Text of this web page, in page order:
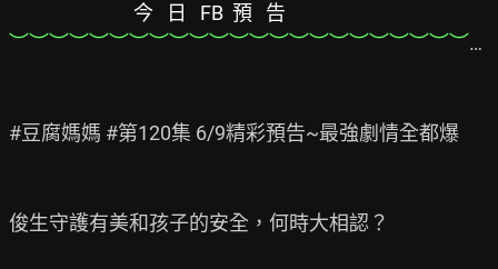
今   日   FB  預   告
︶︶︶︶︶︶︶︶︶︶︶︶︶︶︶︶︶︶︶︶︶︶︶︶︶︶︶︶︶︶︶︶︶︶︶︶︶︶︶
#豆腐媽媽 #第120集 6/9精彩預告~最強劇情全都爆
俊生守護有美和孩子的安全，何時大相認？